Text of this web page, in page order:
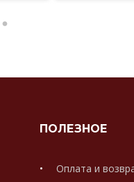
ПОЛЕЗНОЕ
Оплата и